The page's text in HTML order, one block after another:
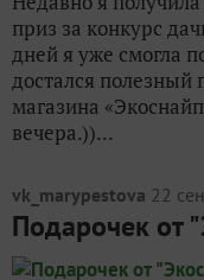
приз за конкурс
дней я уже смогла
достался полезный
магазина
вечера.))...
vk_marypestova 22
Подарочек от